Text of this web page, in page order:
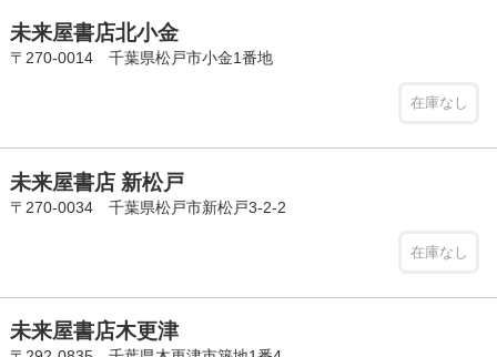
未来屋書店北小金
〒270-0014 千葉県松戸市小金1番地
在庫なし
未来屋書店 新松戸
〒270-0034 千葉県松戸市新松戸3-2-2
在庫なし
未来屋書店木更津